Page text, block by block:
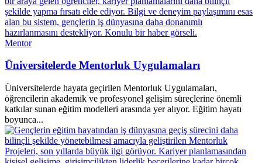
Mentor
Üniversitelerde Mentorluk Uygulamaları
Üniversitelerde hayata geçirilen Mentorluk Uygulamaları,
öğrencilerin akademik ve profesyonel gelişim süreçlerine önemli
katkılar sunan eğitim modelleri arasında yer alıyor. Eğitim hayatı
boyunca...